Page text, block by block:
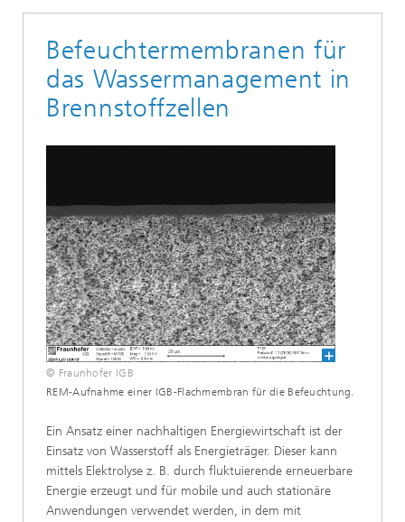
Befeuchtermembranen für
das Wassermanagement in
Brennstoffzellen
© Fraunhofer IGB
REM-Aufnahme einer IGB-Flachmembran für die Befeuchtung.
Ein Ansatz einer nachhaltigen Energiewirtschaft ist der
Einsatz von Wasserstoff als Energieträger. Dieser kann
mittels Elektrolyse z. B. durch fluktuierende erneuerbare
Energie erzeugt und für mobile und auch stationäre
Anwendungen verwendet werden, in dem mit